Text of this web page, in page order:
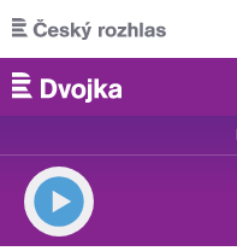
Přejít k hlavnímu obsahu